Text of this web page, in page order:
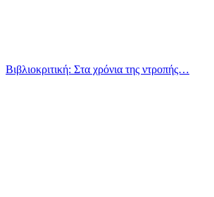
Βιβλιοκριτική: Στα χρόνια της ντροπής…